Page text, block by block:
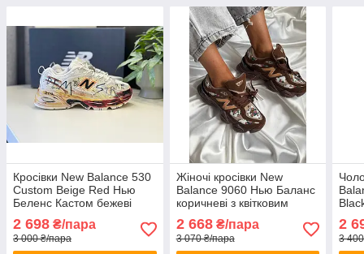
Кросівки New Balance 530
Custom Beige Red Нью
Беленс Кастом бежеві
2 698 ₴/пара
3 000 ₴/пара
Жіночі кросівки New
Balance 9060 Нью Баланс
коричневі з квітковим
літо осінь
2 668₴/пара
3 070 ₴/пара
літо
2
3